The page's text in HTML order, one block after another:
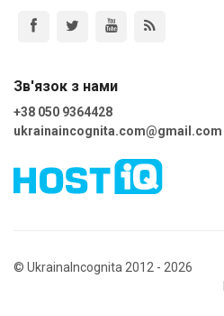
Зв'язок з нами
+38 050 9364428
ukrainaincognita.com@gmail.com
© UkrainaIncognita 2012 - 2026